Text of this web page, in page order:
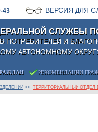
43 ВЕРСИЯ ДЛЯ
СЛУЖБЫ
ПОТРЕБИТЕЛЕЙ И
АВТОНОМНОМУ
РЕКОМЕНДАЦИИ
>> ТЕРРИТОРИАЛЬНЫЙ ОТДЕЛ